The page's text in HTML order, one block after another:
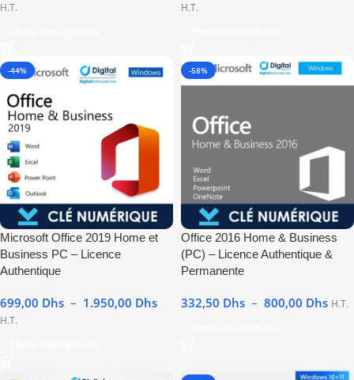
H.T. H.T.
-44%
Microsoft Office 2019 Home et
Business PC – Licence
Authentique
699,00 Dhs – 1.950,00 Dhs
H.T.
-58%
Office 2016 Home & Business
(PC) – Licence Authentique &
Permanente
332,50 Dhs – 800,00 Dhs H.T.